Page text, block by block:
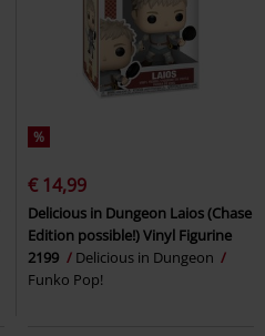
%
€ 14,99
Delicious in Dungeon Laios (Chase
Edition possible!) Vinyl Figurine
2199
Delicious in Dungeon
Funko Pop!